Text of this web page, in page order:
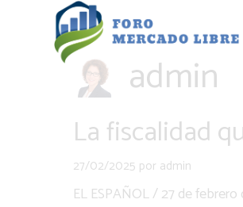
admin
La fiscalidad
27/02/2025 por admin
EL ESPAÑOL / 27 de